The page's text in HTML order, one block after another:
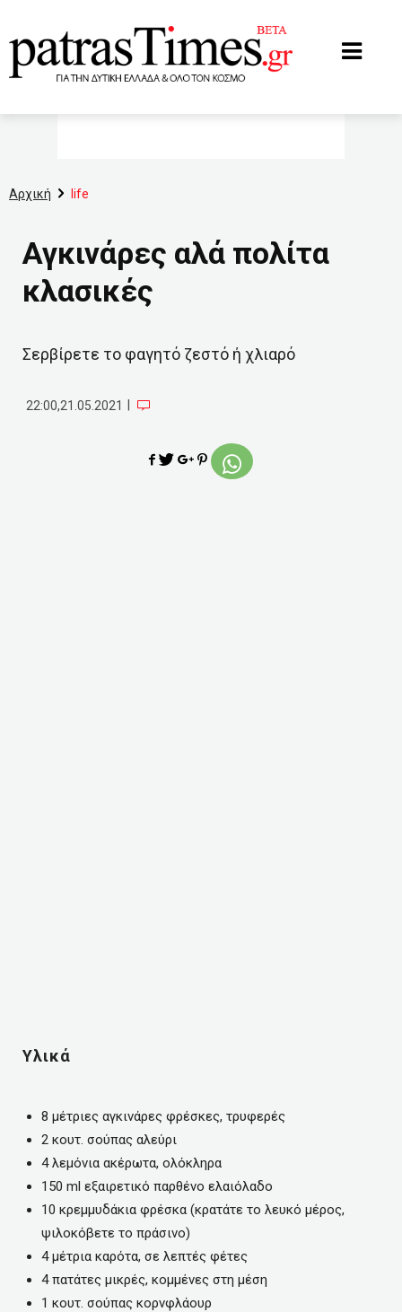
Αρχική life
Αγκινάρες αλά πολίτα
κλασικές
Σερβίρετε το φαγητό ζεστό ή χλιαρό
22:00,21.05.2021
Υλικά
8 μέτριες αγκινάρες φρέσκες, τρυφερές
2 κουτ. σούπας αλεύρι
4 λεμόνια ακέρωτα, ολόκληρα
150 ml εξαιρετικό παρθένο ελαιόλαδο
10 κρεμμυδάκια φρέσκα (κρατάτε το λευκό μέρος,
ψιλοκόβετε το πράσινο)
4 μέτρια καρότα, σε λεπτές φέτες
4 πατάτες μικρές, κομμένες στη μέση
1 κουτ. σούπας κορνφλάουρ